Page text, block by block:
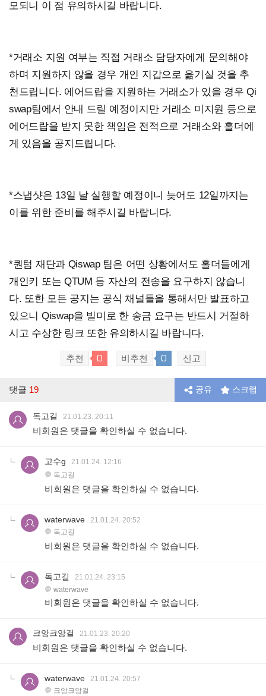
모되니 이 점 유의하시길 바랍니다.
*거래소 지원 여부는 직접 거래소 담당자에게 문의해야
하며 지원하지 않을 경우 개인 지갑으로 옮기실 것을 추
천드립니다. 에어드랍을 지원하는 거래소가 있을 경우 Qi
swap팀에서 안내 드릴 예정이지만 거래소 미지원 등으로
에어드랍을 받지 못한 책임은 전적으로 거래소와 홀더에
게 있음을 공지드립니다.
*스냅샷은 13일 날 실행할 예정이니 늦어도 12일까지는
이를 위한 준비를 해주시길 바랍니다.
*퀀텀 재단과 Qiswap 팀은 어떤 상황에서도 홀더들에게
개인키 또는 QTUM 등 자산의 전송을 요구하지 않습니
다. 또한 모든 공지는 공식 채널들을 통해서만 발표하고
있으니 Qiswap을 빌미로 한 송금 요구는 반드시 거절하
시고 수상한 링크 또한 유의하시길 바랍니다.
추천 0 비추천 0 신고
댓글 19 공유 스크랩
독고길 21.01.23. 20:11
비회원은 댓글을 확인하실 수 없습니다.
고수g
21.01.24. 12:16
독고길
비회원은 댓글을 확인하실 수 없습니다.
waterwave
21.01.24. 20:52
독고길
비회원은 댓글을 확인하실 수 없습니다.
독고길
21.01.24. 23:15
waterwave
비회원은 댓글을 확인하실 수 없습니다.
크앙크앙걸 21.01.23. 20:20
비회원은 댓글을 확인하실 수 없습니다.
waterwave
21.01.24. 20:57
크앙크앙걸